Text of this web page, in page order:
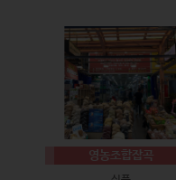
영농조합잡곡